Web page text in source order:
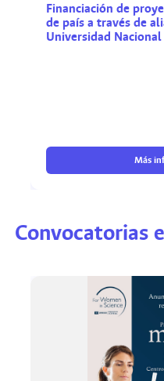
Financiación de
de país a través de
Universidad
Más
Convocatorias